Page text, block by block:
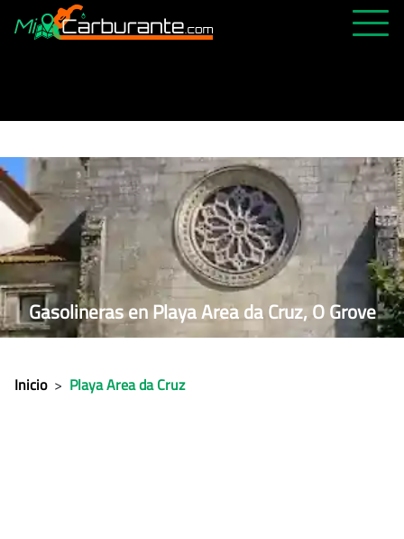
ABIERTAS 24H
ÚLTIMAS MATRÍCULAS
FAVORITAS
Gasolineras en Playa Area da Cruz, O Grove
Inicio > Playa Area da Cruz